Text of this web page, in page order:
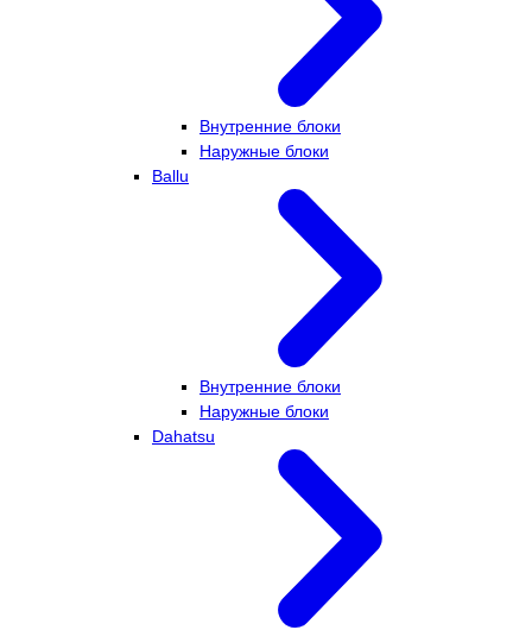
Внутренние блоки
Наружные блоки
Ballu
Внутренние блоки
Наружные блоки
Dahatsu